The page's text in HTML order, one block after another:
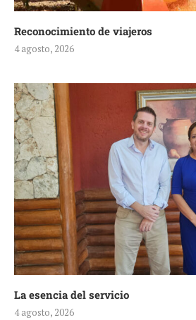
Reconocimiento de viajeros
4 agosto, 2026
La esencia del servicio
4 agosto, 2026